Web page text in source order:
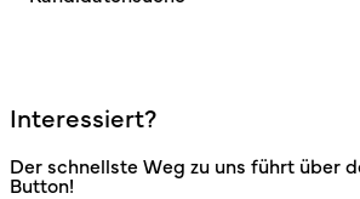
Interessiert?
Der schnellste Weg zu uns führt über
Button!